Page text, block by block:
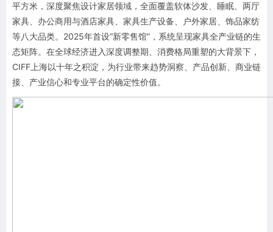
平方米，深度聚焦设计家居领域，全面覆盖软体沙发、睡眠、两厅
家具、办公商用与酒店家具、家具生产设备、户外家居、饰品家纺
等八大品类。2025年首设“新零售馆”，系统呈现家具全产业链的生
态矩阵。在全球经济进入深度调整期、消费格局重塑的大背景下，
CIFF上海以十年之积淀，为行业带来趋势洞察、产品创新、商业链
接、产业信心和专业平台的确定性价值。